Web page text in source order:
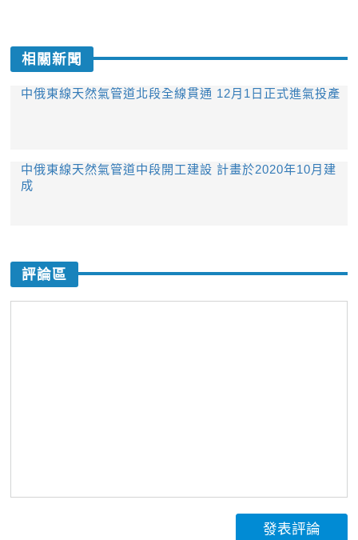
相關新聞
中俄東線天然氣管道北段全線貫通 12月1日正式進氣投產
中俄東線天然氣管道中段開工建設 計畫於2020年10月建
成
評論區
發表評論